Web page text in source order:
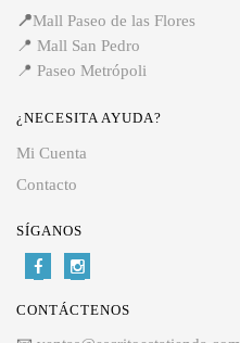
📍Mall Paseo de las Flores
📍 Mall San Pedro
📍 Paseo Metrópoli
¿NECESITA AYUDA?
Mi Cuenta
Contacto
SÍGANOS
CONTÁCTENOS